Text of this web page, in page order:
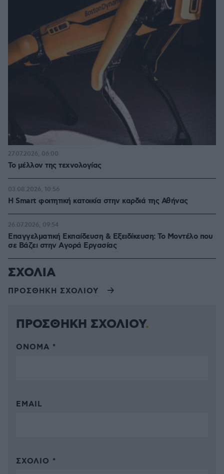
Το μέλλον της τεχνολογίας
27.07.2026, 06:00
Η Smart φοιτητική κατοικία στην καρδιά της Αθήνας
03.08.2026, 10:56
Επαγγελματική Εκπαίδευση & Εξειδίκευση: Το Mοντέλο που
σε Bάζει στην Aγορά Eργασίας
26.07.2026, 09:54
ΣΧΟΛΙΑ
ΠΡΟΣΘΗΚΗ ΣΧΟΛΙΟΥ
ΠΡΟΣΘΗΚΗ ΣΧΟΛΙΟΥ
ΌΝΟΜΑ *
EMAIL
ΣΧΌΛΙΟ *